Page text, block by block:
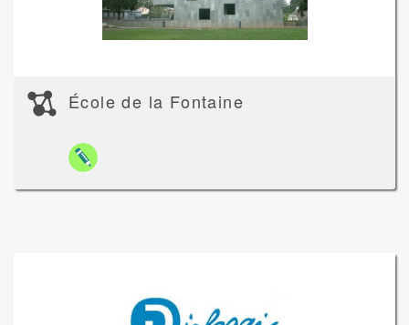
École de la Fontaine